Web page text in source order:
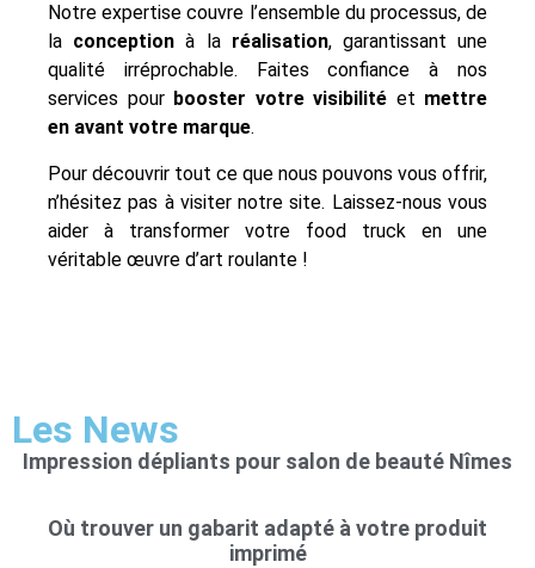
Notre expertise couvre l’ensemble du processus, de
la conception à la réalisation, garantissant une
qualité irréprochable. Faites confiance à nos
services pour booster votre visibilité et mettre
en avant votre marque.
Pour découvrir tout ce que nous pouvons vous offrir,
n’hésitez pas à visiter notre site. Laissez-nous vous
aider à transformer votre food truck en une
véritable œuvre d’art roulante !
Les News
Impression dépliants pour salon de beauté Nîmes
Où trouver un gabarit adapté à votre produit
imprimé